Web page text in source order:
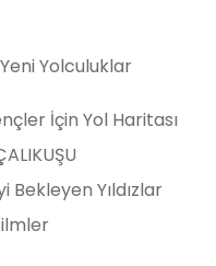
Yolculuklar
İçin Yol Haritası
Yıldızlar